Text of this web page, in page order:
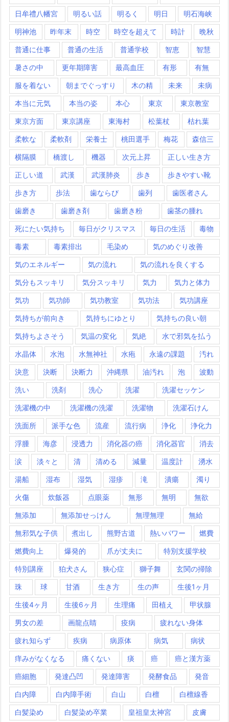
日牟禮八幡宮 明るい話 明るく 明日 明石海峡
明神池 昨年末 時空 時空を超えて 時計 晩秋
普通に仕事 普通の生活 普通学校 智恵 智慧
暑さの中 更年期障害 最高血圧 有形 有無
服を着ない 朝までぐっすり 木の精 未来 未病
本当に元気 本当の姿 本心 東京 東京教室
東京方面 東京講座 東海村 松葉杖 枯れ葉
柔軟な 柔軟剤 栄養士 桃田選手 梅花 森信三
横隔膜 橋渡し 機器 次元上昇 正しい生き方
正しい道 武漢 武漢肺炎 歩き 歩きやすい靴
歩き方 歩法 歯ならび 歯列 歯医者さん
歯磨き 歯磨き剤 歯磨き粉 歯茎の腫れ
死にたい気持ち 毎日がクリスマス 毎日の生活 毒物
毒素 毒素排出 毛染め 気のめぐり改善
気のエネルギー 気の流れ 気の流れを良くする
気分もスッキリ 気分スッキリ 気力 気力と体力
気功 気功師 気功教室 気功法 気功講座
気持ちが前向き 気持ちにゆとり 気持ちの良い朝
気持ちよさそう 気温の変化 気絶 水で邪気を払う
水晶体 水泡 水無神社 水疱 永遠の課題 汚れ
決意 決断 決断力 沖縄県 油汚れ 泡 波動
洗い 洗剤 洗心 洗濯 洗濯セッケン
洗濯機の中 洗濯機の洗濯 洗濯物 洗濯石けん
洗面所 派手な色 流産 流行病 浄化 浄化力
浮腫 海彦 浸透力 消化器の癌 消化器官 消去
涙 淡々と 清 清める 減量 温度計 湧水
湯船 湿布 湿気 湿疹 滝 潰瘍 濁り
火傷 炊飯器 点眼薬 無形 無明 無欲
無添加 無添加せっけん 無理無理 無給
無邪気な子供 煮出し 熊野古道 熱いパワー 燃費
燃費向上 爆発的 爪が丈夫に 特別支援学校
特別講座 狛犬さん 狭心症 獅子舞 玄関の掃除
珠 球 甘酒 生き方 生の声 生後1ヶ月
生後4ヶ月 生後6ヶ月 生理痛 田植え 甲状腺
男女の差 画龍点睛 疫病 疲れない身体
疲れ知らず 疾病 病原体 病気 病状
痒みがなくなる 痛くない 痰 癌 癌と漢方薬
癌細胞 発達凸凹 発達障害 発酵食品 発音
白内障 白内障手術 白山 白檀 白檀線香
白髪染め 白髪染め卒業 皇祖皇太神宮 皮膚